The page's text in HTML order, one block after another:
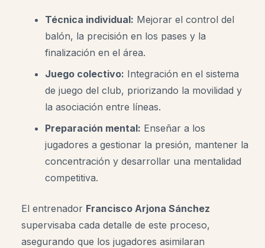
Técnica individual: Mejorar el control del
balón, la precisión en los pases y la
finalización en el área.
Juego colectivo: Integración en el sistema
de juego del club, priorizando la movilidad y
la asociación entre líneas.
Preparación mental: Enseñar a los
jugadores a gestionar la presión, mantener la
concentración y desarrollar una mentalidad
competitiva.
El entrenador Francisco Arjona Sánchez
supervisaba cada detalle de este proceso,
asegurando que los jugadores asimilaran